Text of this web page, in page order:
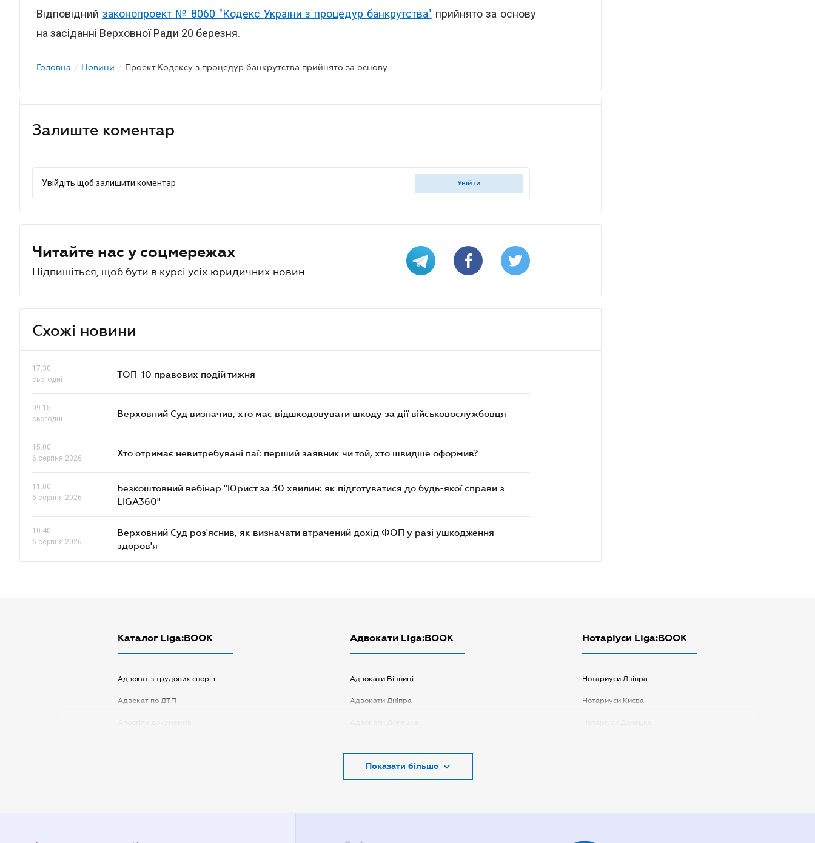
Відповідний законопроект № 8060 "Кодекс України з процедур банкрутства" прийнято за основу
на засіданні Верховної Ради 20 березня.
Головна / Новини / Проект Кодексу з процедур банкрутства прийнято за основу
Залиште коментар
Увійдіть щоб залишити коментар увійти
Читайте нас у соцмережах
Підпишіться, щоб бути в курсі усіх юридичних новин
Схожі новини
17.30
сьогодні
ТОП-10 правових подій тижня
09.15
сьогодні
Верховний Суд визначив, хто має відшкодовувати шкоду за дії військовослужбовця
15.00
6 серпня 2026
Хто отримає невитребувані паї: перший заявник чи той, хто швидше оформив?
11.00
6 серпня 2026
Безкоштовний вебінар "Юрист за 30 хвилин: як підготуватися до будь-якої справи з
LIGA360"
10.40
6 серпня 2026
Верховний Суд роз'яснив, як визначати втрачений дохід ФОП у разі ушкодження
здоров'я
Каталог Liga:BOOK
Адвокат з трудових спорів
Адвокат по ДТП
Адвокати Liga:BOOK
Адвокати Вінниці
Адвокати Дніпра
Адвокати Києва
Нотаріуси Liga:BOOK
Нотариуси Дніпра
Нотариуси Києва
Показати більше